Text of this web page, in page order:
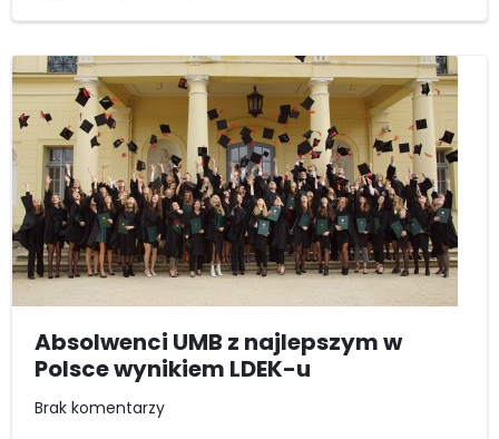
Absolwenci UMB z najlepszym w
Polsce wynikiem LDEK-u
Brak komentarzy